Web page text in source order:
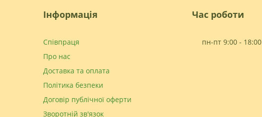
Інформація
Співпраця
Про нас
Доставка та оплата
Політика безпеки
Договір публічної оферти
Зворотній зв'язок
Час роботи
пн-пт 9:00 - 18:00